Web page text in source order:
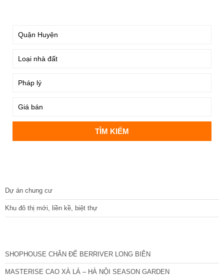
Dự án chung cư
Khu đô thị mới, liền kề, biệt thự
SHOPHOUSE CHÂN ĐẾ BERRIVER LONG BIÊN
MASTERISE CAO XÀ LÁ – HÀ NỘI SEASON GARDEN